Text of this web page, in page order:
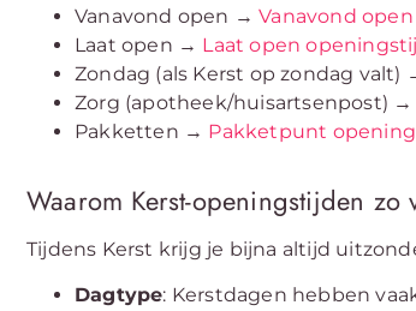
Vanavond open →Vanavond
Laat open → Laat open
Zondag (als Kerst op zondag valt)
Zorg (apotheek/huisartsenpost) →
Pakketten → Pakketpunt
Waarom Kerst-openingstijden zo
Tijdens Kerst krijg je bijna altijd
Dagtype: Kerstdagen hebben